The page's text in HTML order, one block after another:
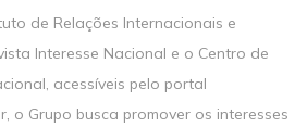
de Relações Internacionais e
Interesse Nacional e o Centro de
acessíveis pelo portal
o Grupo busca promover os interesses